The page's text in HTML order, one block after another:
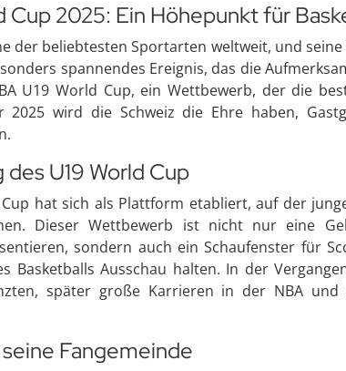
Cup 2025: Ein Höhepunkt für
der beliebtesten Sportarten weltweit, und
spannendes Ereignis, das die
U19 World Cup, ein Wettbewerb, der die
2025 wird die Schweiz die Ehre haben,
U19 World Cup
Cup hat sich als Plattform etabliert, auf der
Dieser Wettbewerb ist nicht nur eine
sondern auch ein Schaufenster für
Basketballs Ausschau halten. In der
später große Karrieren in der NBA und
Fangemeinde